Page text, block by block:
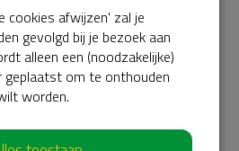
Willem
05-2026 | 08:56
in de eerste levensjaren
mee. Goed onderwijs kan die
meer kleur geven.
cookies afwijzen' zal je
gevolgd bij je bezoek aan
alleen een (noodzakelijke)
geplaatst om te onthouden
worden.